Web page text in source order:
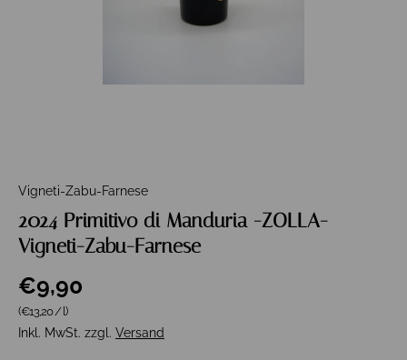
Vigneti-Zabu-Farnese
2024 Primitivo di Manduria -ZOLLA-
Vigneti-Zabu-Farnese
€9,90
Grundpreis
(€13,20/l)
Inkl. MwSt. zzgl. Versand